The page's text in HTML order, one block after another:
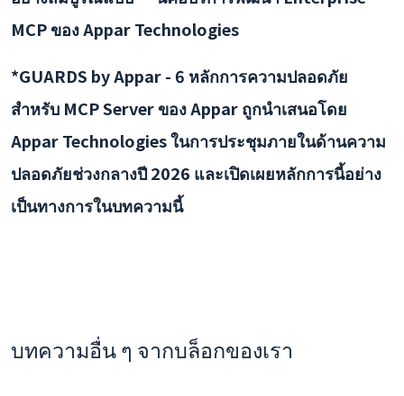
MCP ของ Appar Technologies
*GUARDS by Appar - 6 หลักการความปลอดภัย
สำหรับ MCP Server ของ Appar ถูกนำเสนอโดย
Appar Technologies ในการประชุมภายในด้านความ
ปลอดภัยช่วงกลางปี 2026 และเปิดเผยหลักการนี้อย่าง
เป็นทางการในบทความนี้
บทความอื่น ๆ จากบล็อกของเรา